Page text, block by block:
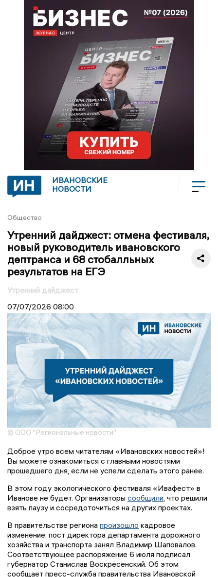
ИВАНОВСКИЕ
НОВОСТИ
Общество
Утренний дайджест: отмена фестиваля,
новый руководитель ивановского
дептранса и 68 стобалльных
результатов на ЕГЭ
Утренний дайджест
07/07/2026 08:00
© ООО "Региональные новости"
Доброе утро всем читателям «Ивановских новостей»!
Вы можете ознакомиться с главными новостями
прошедшего дня, если не успели сделать этого ранее.
В этом году экологического фестиваля «Ивафест» в
Иванове не будет. Организаторы сообщили , что решили
взять паузу и сосредоточиться на других проектах.
В правительстве региона произошло кадровое
изменение: пост директора департамента дорожного
хозяйства и транспорта занял Владимир Шаповалов.
Соответствующее распоряжение 6 июля подписал
губернатор Станислав Воскресенский. Об этом
сообщает пресс-служба правительства Ивановской